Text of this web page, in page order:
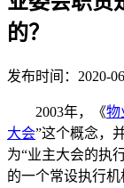
的？
发布时间：2020-
2003年，《物
大会”这个概念，
为“业主大会的执
的一个常设执行